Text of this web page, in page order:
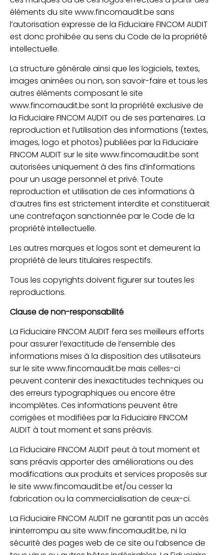
éléments du site www.fincomaudit.be sans
l’autorisation expresse de la Fiduciaire FINCOM AUDIT
est donc prohibée au sens du Code de la propriété
intellectuelle.
La structure générale ainsi que les logiciels, textes,
images animées ou non, son savoir-faire et tous les
autres éléments composant le site
www.fincomaudit.be sont la propriété exclusive de
la Fiduciaire FINCOM AUDIT ou de ses partenaires. La
reproduction et l’utilisation des informations (textes,
images, logo et photos) publiées par la Fiduciaire
FINCOM AUDIT sur le site www.fincomaudit.be sont
autorisées uniquement à des fins d’informations
pour un usage personnel et privé. Toute
reproduction et utilisation de ces informations à
d’autres fins est strictement interdite et constituerait
une contrefaçon sanctionnée par le Code de la
propriété intellectuelle.
Les autres marques et logos sont et demeurent la
propriété de leurs titulaires respectifs.
Tous les copyrights doivent figurer sur toutes les
reproductions.
Clause de non-responsabilité
La Fiduciaire FINCOM AUDIT fera ses meilleurs efforts
pour assurer l’exactitude de l’ensemble des
informations mises à la disposition des utilisateurs
sur le site www.fincomaudit.be mais celles-ci
peuvent contenir des inexactitudes techniques ou
des erreurs typographiques ou encore être
incomplètes. Ces informations peuvent être
corrigées et modifiées par la Fiduciaire FINCOM
AUDIT à tout moment et sans préavis.
La Fiduciaire FINCOM AUDIT peut à tout moment et
sans préavis apporter des améliorations ou des
modifications aux produits et services proposés sur
le site www.fincomaudit.be et/ou cesser la
fabrication ou la commercialisation de ceux-ci.
La Fiduciaire FINCOM AUDIT ne garantit pas un accès
ininterrompu au site www.fincomaudit.be, ni la
sécurité des pages web de ce site ou l’absence de